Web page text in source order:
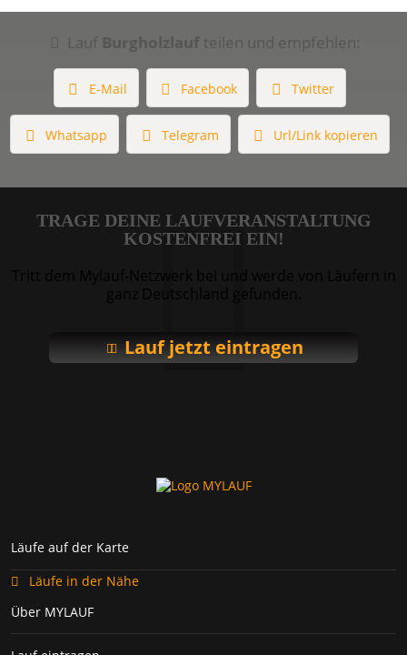
Lauf Burgholzlaufteilen und empfehlen:
E-Mail Facebook Twitter
Whatsapp Telegram Url/Link kopieren
TRAGE DEINE LAUFVERANSTALTUNG
KOSTENFREI EIN!
Lauf jetzt eintragen
Läufe auf der Karte
Läufe in der Nähe
Über MYLAUF